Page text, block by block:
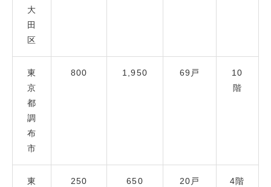
大
田
区
東
京
都
調
布
市
800 1,950 69戸
10
階
東
250 650 20戸 4階